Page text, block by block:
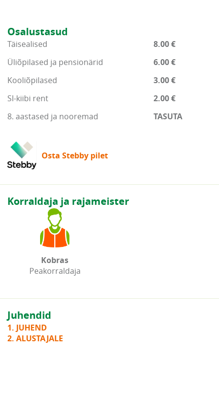
Osalustasud
Täisealised
8.00 €
Üliõpilased ja pensionärid
6.00 €
Kooliõpilased
3.00 €
SI-kiibi rent
2.00 €
8. aastased ja nooremad
TASUTA
Osta Stebby pilet
Korraldaja ja rajameister
Kobras
Peakorraldaja
Juhendid
1. JUHEND
2. ALUSTAJALE